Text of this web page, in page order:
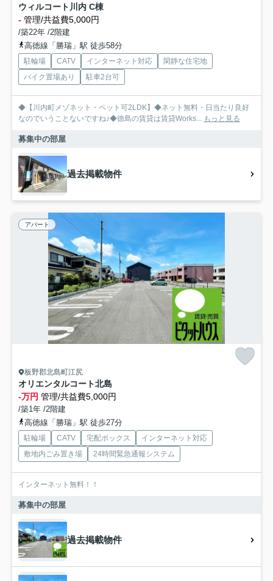
ウィルコート川内 C棟
- 管理/共益費5,000円
/築22年 /2階建
高徳線「勝瑞」駅 徒歩58分
駐輪場 CATV インターネット対応
閑静な住宅地
バイク置場あり
駐車2台可
◆【川内町メゾネット・ペット可2LDK】◆ネット無料・日当たり良好
なのでいうことないですね♪◆徳島の賃貸は賃貸Works...
もっと見る
募集中の部屋
過去掲載物件
アパート
板野郡北島町江尻
オリエンタルコート北島
-万円 管理/共益費5,000円
/築1年 /2階建
高徳線「勝瑞」駅 徒歩27分
駐輪場 CATV 宅配ボックス
インターネット対応
敷地内ごみ置き場
24時間緊急通報システム
インターネット無料！！
募集中の部屋
過去掲載物件